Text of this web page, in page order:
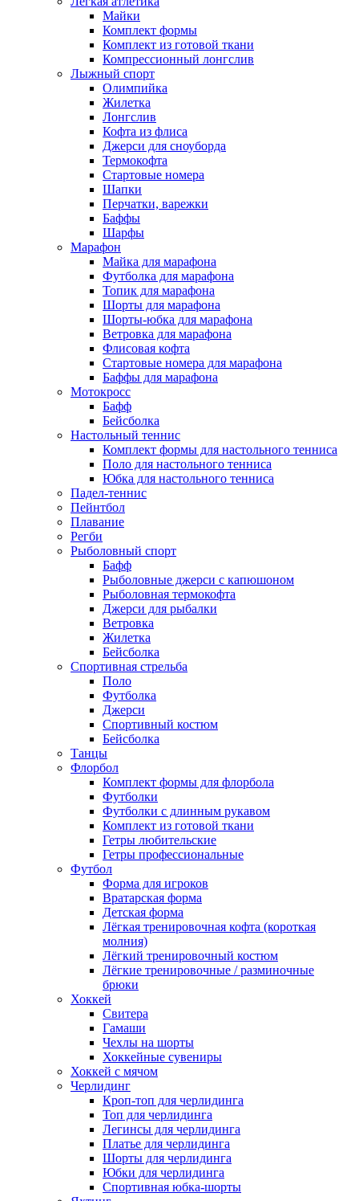
Майки
Комплект формы
Комплект из готовой ткани
Компрессионный лонгслив
Лыжный спорт
Олимпийка
Жилетка
Лонгслив
Кофта из флиса
Джерси для сноуборда
Термокофта
Стартовые номера
Шапки
Перчатки, варежки
Баффы
Шарфы
Марафон
Майка для марафона
Футболка для марафона
Топик для марафона
Шорты для марафона
Шорты-юбка для марафона
Ветровка для марафона
Флисовая кофта
Стартовые номера для марафона
Баффы для марафона
Мотокросс
Бафф
Бейсболка
Настольный теннис
Комплект формы для настольного тенниса
Поло для настольного тенниса
Юбка для настольного тенниса
Падел-теннис
Пейнтбол
Плавание
Регби
Рыболовный спорт
Бафф
Рыболовные джерси с капюшоном
Рыболовная термокофта
Джерси для рыбалки
Ветровка
Жилетка
Бейсболка
Спортивная стрельба
Поло
Футболка
Джерси
Спортивный костюм
Бейсболка
Танцы
Флорбол
Комплект формы для флорбола
Футболки
Футболки с длинным рукавом
Комплект из готовой ткани
Гетры любительские
Гетры профессиональные
Футбол
Форма для игроков
Вратарская форма
Детская форма
Лёгкая тренировочная кофта (короткая
молния)
Лёгкий тренировочный костюм
Лёгкие тренировочные / разминочные
брюки
Хоккей
Свитера
Гамаши
Чехлы на шорты
Хоккейные сувениры
Хоккей с мячом
Черлидинг
Кроп-топ для черлидинга
Топ для черлидинга
Легинсы для черлидинга
Платье для черлидинга
Шорты для черлидинга
Юбки для черлидинга
Спортивная юбка-шорты